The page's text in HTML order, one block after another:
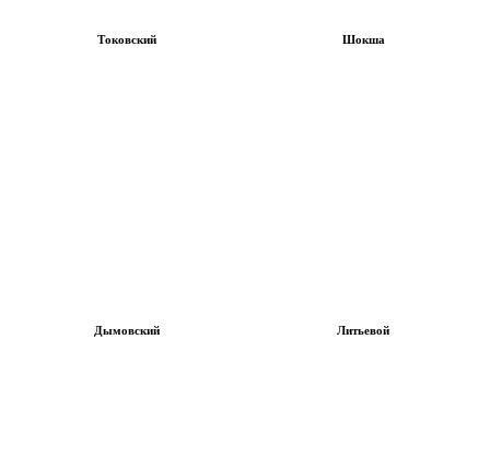
Токовский Шокша
Дымовский Литьевой